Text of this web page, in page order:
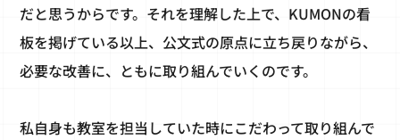
だと思うからです。それを理解した上で、KUMONの看
板を掲げている以上、公文式の原点に立ち戻りながら、
必要な改善に、ともに取り組んでいくのです。
私自身も教室を担当していた時にこだわって取り組んで